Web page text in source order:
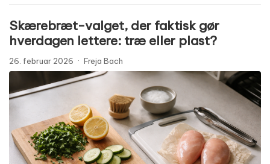
Skærebræt-valget, der faktisk gør
hverdagen lettere: træ eller plast?
26. februar 2026 · Freja Bach